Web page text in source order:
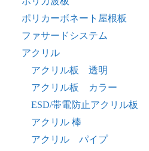
ポリカーボネート屋根板
ファサードシステム
アクリル
アクリル板 透明
アクリル板 カラー
ESD/帯電防止アクリル板
アクリル 棒
アクリル パイプ